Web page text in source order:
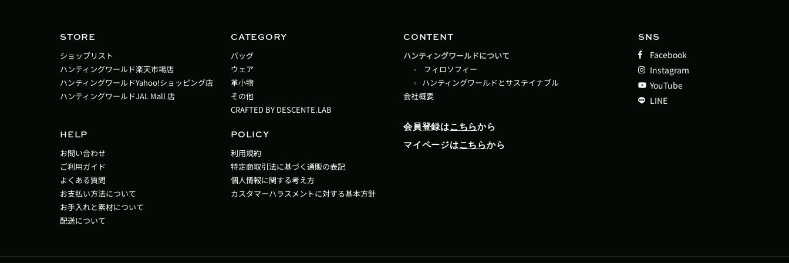
STORE
ショップリスト
ハンティングワールド楽天市場店
ハンティングワールドYahoo!ショッピング店
ハンティングワールドJAL Mall 店
CATEGORY
バッグ
ウェア
革小物
その他
CRAFTED BY DESCENTE.LAB
HELP
お問い合わせ
ご利用ガイド
よくある質問
お支払い方法について
お手入れと素材について
配送について
POLICY
利用規約
特定商取引法に基づく通販の表記
個人情報に関する考え方
カスタマーハラスメントに対する基本方針
CONTENT
ハンティングワールドについて
フィロソフィー
ハンティングワールドとサステイナブル
会社概要
会員登録はこちらから
マイページはこちらから
SNS
Facebook
Instagram
YouTube
LINE